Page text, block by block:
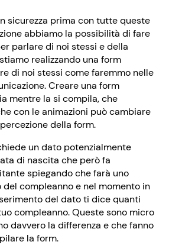
sicurezza prima con tutte queste
abbiamo la possibilità di fare
parlare di noi stessi e della
realizzando una form
di noi stessi come faremmo nelle
Creare una form
mentre la si compila, che
con le animazioni può cambiare
della form.
un dato potenzialmente
di nascita che però fa
spiegando che farà uno
compleanno e nel momento in
del dato ti dice quanti
compleanno. Queste sono micro
davvero la differenza e che fanno
la form.